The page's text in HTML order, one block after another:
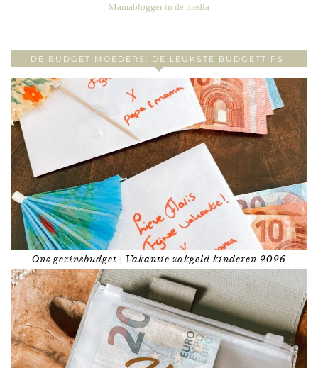
Mamablogger in de media
DE BUDGET MOEDERS, DE LEUKSTE BUDGETTIPS!
Ons gezinsbudget | Vakantie zakgeld kinderen 2026